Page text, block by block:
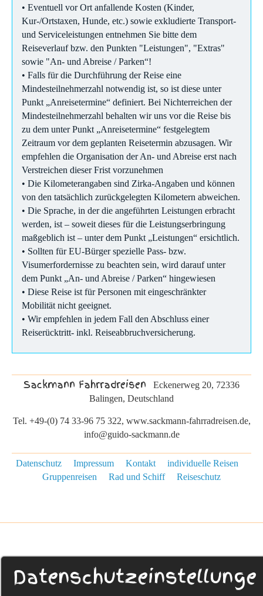
• Eventuell vor Ort anfallende Kosten (Kinder,
Kur-/Ortstaxen, Hunde, etc.) sowie exkludierte Transport-
und Serviceleistungen entnehmen Sie bitte dem
Reiseverlauf bzw. den Punkten "Leistungen", "Extras"
sowie "An- und Abreise / Parken“!
• Falls für die Durchführung der Reise eine
Mindesteilnehmerzahl notwendig ist, so ist diese unter
Punkt „Anreisetermine“ definiert. Bei Nichterreichen der
Mindesteilnehmerzahl behalten wir uns vor die Reise bis
zu dem unter Punkt „Anreisetermine“ festgelegtem
Zeitraum vor dem geplanten Reisetermin abzusagen. Wir
empfehlen die Organisation der An- und Abreise erst nach
Verstreichen dieser Frist vorzunehmen
• Die Kilometerangaben sind Zirka-Angaben und können
von den tatsächlich zurückgelegten Kilometern abweichen.
• Die Sprache, in der die angeführten Leistungen erbracht
werden, ist – soweit dieses für die Leistungserbringung
maßgeblich ist – unter dem Punkt „Leistungen“ ersichtlich.
• Sollten für EU-Bürger spezielle Pass- bzw.
Visumerfordernisse zu beachten sein, wird darauf unter
dem Punkt „An- und Abreise / Parken“ hingewiesen
• Diese Reise ist für Personen mit eingeschränkter
Mobilität nicht geeignet.
• Wir empfehlen in jedem Fall den Abschluss einer
Reiserücktritt- inkl. Reiseabbruchversicherung.
Sackmann Fahrradreisen Eckenerweg 20, 72336
Balingen, Deutschland
Tel. +49-(0) 74 33-96 75 322, www.sackmann-fahrradreisen.de,
info@guido-sackmann.de
Datenschutz Impressum Kontakt
individuelle Reisen
Gruppenreisen
Rad und Schiff Reiseschutz
Datenschutzeinstellunge